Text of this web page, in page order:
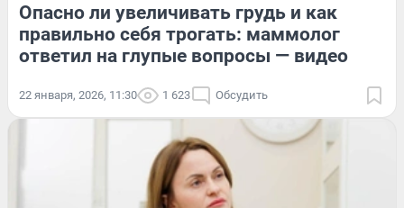
Опасно ли увеличивать грудь и как
правильно себя трогать: маммолог
ответил на глупые вопросы — видео
22 января, 2026, 11:30 1 623 Обсудить